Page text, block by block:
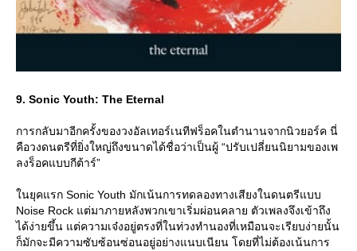
9. Sonic Youth: The Eternal
การกลับมาอีกครั้งของวงอัลเทอร์เนทีฟร็อคในตำนานจากนิวยอร์ค นี่
คือวงดนตรีที่ยิ่งใหญ่ถึงขนาดได้ชื่อว่าเป็นผู้ “ปรับเปลี่ยนนิยามของเพ
ลงร็อคแบบกีต้าร์”
นยุคแรก Sonic Youth มักเน้นการทดลองทางเสียงในดนตรีแบบ
Noise Rock แต่มาภายหลังพวกเขาเริ่มผ่อนคลาย ตัวเพลงจึงเข้าถึง
ได้ง่ายขึ้น แต่ความเจ๋งอยู่ตรงที่ในท่วงทำนองที่เหมือนจะเรียบง่ายนั้น
ก็มักจะมีความซับซ้อนซ่อนอยู่อย่างแนบเนียน โดยที่ไม่ต้องเน้นการ